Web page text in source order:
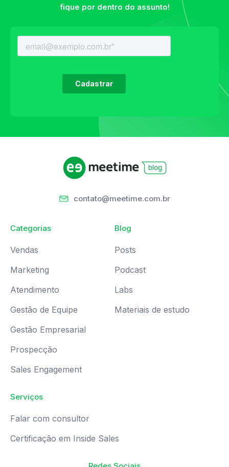
fique por dentro do assunto!
contato@meetime.com.br
Categorias
Vendas
Marketing
Atendimento
Gestão de Equipe
Gestão Empresarial
Prospecção
Sales Engagement
Blog
Posts
Podcast
Labs
Materiais de estudo
Serviços
Falar com consultor
Certificação em Inside Sales